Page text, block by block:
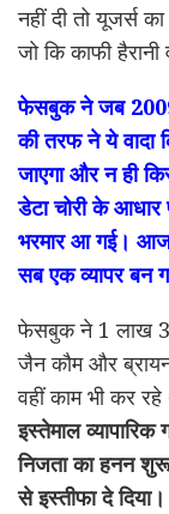
नहीं दी तो यूजर्स
जो कि काफी हैरानी
फेसबुक ने जब
की तरफ ने ये वादा
जाएगा और न ही
डेटा चोरी के
भरमार आ गई। आज
सब एक व्यापर बन
फेसबुक ने 1 लाख
जैन कौम और
वहीं काम भी कर
इस्तेमाल व्यापारिक
निजता का हनन
से इस्तीफा दे दिया।